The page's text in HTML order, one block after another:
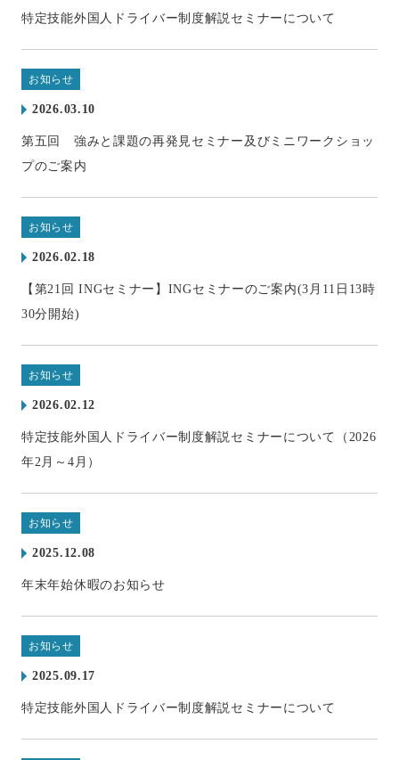
特定技能外国人ドライバー制度解説セミナーについて
お知らせ
2026.03.10
第五回 強みと課題の再発見セミナー及びミニワークショッ
プのご案内
お知らせ
2026.02.18
【第21回 INGセミナー】INGセミナーのご案内(3月11日13時
30分開始)
お知らせ
2026.02.12
特定技能外国人ドライバー制度解説セミナーについて（2026
年2月～4月）
お知らせ
2025.12.08
年末年始休暇のお知らせ
お知らせ
2025.09.17
特定技能外国人ドライバー制度解説セミナーについて